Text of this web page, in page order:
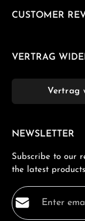
CUSTOMER
VERTRAG
Vertrag
NEWSLETTER
Subscribe to our
the latest
Email address*